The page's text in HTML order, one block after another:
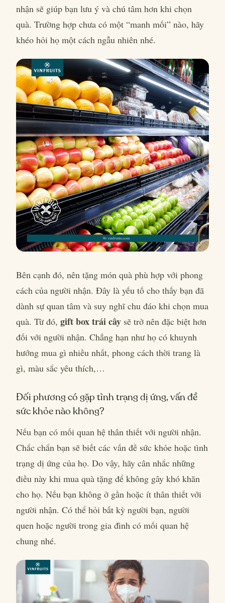
nhận sẽ giúp bạn lưu ý và chú tâm hơn khi chọn
quà. Trường hợp chưa có một “manh mối” nào, hãy
khéo hỏi họ một cách ngẫu nhiên nhé.
Bên cạnh đó, nên tặng món quà phù hợp với phong
cách của người nhận. Đây là yếu tố cho thấy bạn đã
dành sự quan tâm và suy nghĩ chu đáo khi chọn mua
quà. Từ đó, gift box trái cây sẽ trở nên đặc biệt hơn
đối với người nhận. Chẳng hạn như họ có khuynh
hướng mua gì nhiều nhất, phong cách thời trang là
gì, màu sắc yêu thích,…
Đối phương có gặp tình trạng dị ứng, vấn đề
sức khỏe nào không?
Nếu bạn có mối quan hệ thân thiết với người nhận.
Chắc chắn bạn sẽ biết các vấn đề sức khỏe hoặc tình
trạng dị ứng của họ. Do vậy, hãy cân nhắc những
điều này khi mua quà tặng để không gây khó khăn
cho họ. Nếu bạn không ở gần hoặc ít thân thiết với
người nhận. Có thể hỏi bất kỳ người bạn, người
quen hoặc người trong gia đình có mối quan hệ
chung nhé.